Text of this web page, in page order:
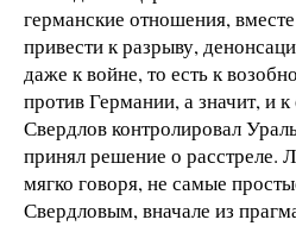
германские отношения,
привести к разрыву,
даже к войне, то есть к
против Германии, а значит, и
Свердлов контролировал
принял решение о расстреле.
мягко говоря, не самые
Свердловым, вначале из